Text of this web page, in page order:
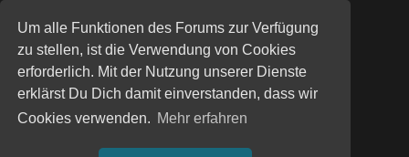
Um alle Funktionen des Forums zur Verfügung
zu stellen, ist die Verwendung von Cookies
erforderlich. Mit der Nutzung unserer Dienste
erklärst Du Dich damit einverstanden, dass wir
Cookies verwenden. Mehr erfahren